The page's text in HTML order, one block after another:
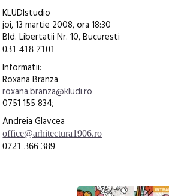
KLUDIstudio
joi, 13 martie 2008, ora 18:30
Bld. Libertatii Nr. 10, Bucuresti
031 418 7101
Informatii:
Roxana Branza
roxana.branza@kludi.ro
0751 155 834;
Andreia Glavcea
office@arhitectura1906.ro
0721 366 389